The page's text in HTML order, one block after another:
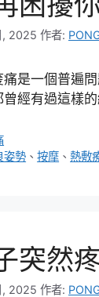
, 2025 作者:
痛是一個普遍
曾經有過這樣
姿勢 、按摩 、熱敷
突然
, 2025 作者: